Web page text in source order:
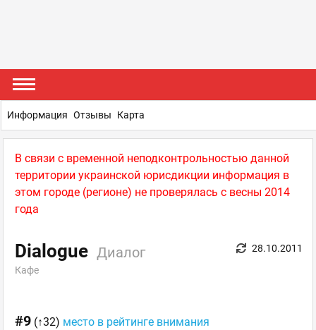
В связи с временной неподконтрольностью данной
территории украинской юрисдикции информация в
этом городе (регионе) не проверялась с весны 2014
года
Dialogue Диалог
Кафе
28.10.2011
#9 (↑32) место в рейтинге внимания
Информация Отзывы Карта